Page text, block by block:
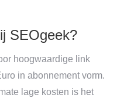
SEOgeek?
hoogwaardige link
in abonnement vorm.
lage kosten is het